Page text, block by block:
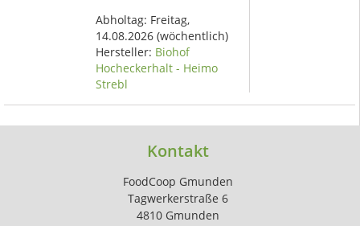
Abholtag: Freitag,
14.08.2026(wöchentlich)
Hersteller: Biohof
Hocheckerhalt - Heimo
Strebl
Kontakt
FoodCoop Gmunden
Tagwerkerstraße 6
4810 Gmunden